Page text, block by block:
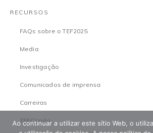
RECURSOS
FAQs sobre o TEF2025
Media
Investigação
Comunicados de imprensa
Carreiras
TEFCírculo
Ao continuar a utilizar este sítio Web, o